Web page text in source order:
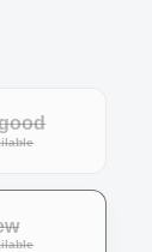
option is
option is